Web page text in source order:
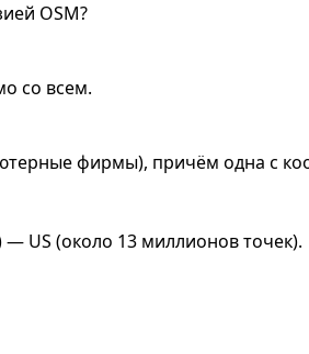
OSM?
со всем.
фирмы), причём одна с
US (около 13 миллионов точек).